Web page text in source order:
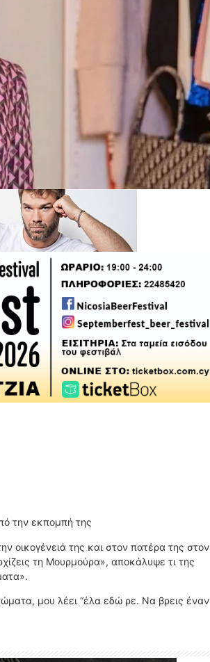
την εκπομπή της
οικογένειά της και στον πατέρα της στον
τη Μουρμούρα», αποκάλυψε τι της
μου λέει “έλα εδώ ρε. Να βρεις έναν